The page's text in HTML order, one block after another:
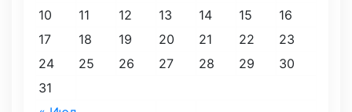
10
11 12 13 14 15
16
17
18 19 20 21 22
23
24
25 26 27 28 29
30
31